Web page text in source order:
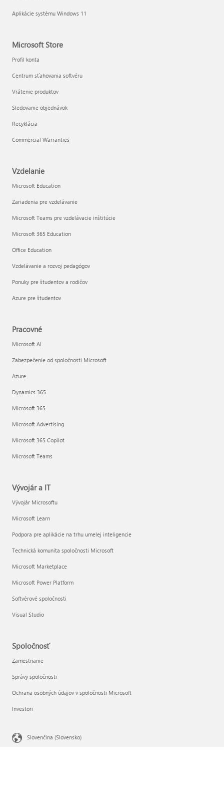
Aplikácie systému Windows 11
Microsoft Store
Profil konta
Centrum sťahovania softvéru
Vrátenie produktov
Sledovanie objednávok
Recyklácia
Commercial Warranties
Vzdelanie
Microsoft Education
Zariadenia pre vzdelávanie
Microsoft Teams pre vzdelávacie inštitúcie
Microsoft 365 Education
Office Education
Vzdelávanie a rozvoj pedagógov
Ponuky pre študentov a rodičov
Azure pre študentov
Pracovné
Microsoft AI
Zabezpečenie od spoločnosti Microsoft
Azure
Dynamics 365
Microsoft 365
Microsoft Advertising
Microsoft 365 Copilot
Microsoft Teams
Vývojár a IT
Vývojár Microsoftu
Microsoft Learn
Podpora pre aplikácie na trhu umelej inteligencie
Technická komunita spoločnosti Microsoft
Microsoft Marketplace
Microsoft Power Platform
Softvérové spoločnosti
Visual Studio
Spoločnosť
Zamestnanie
Správy spoločnosti
Ochrana osobných údajov v spoločnosti Microsoft
Investori
Slovenčina (Slovensko)